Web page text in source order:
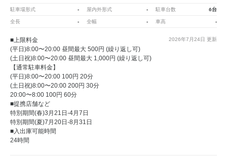
駐車場形式 - 屋内外形式 - 駐車台数 6台
全長 - 全幅 - 車高 -
2026年7月24日 更新
■上限料金
(平日)8:00〜20:00 昼間最大 500円 (繰り返し可)
(土日祝)8:00〜20:00 昼間最大 1,000円 (繰り返し可)
【通常駐車料金】
(平日)8:00〜20:00 100円 20分
(土日祝)8:00〜20:00 200円 30分
20:00〜8:00 100円 60分
■提携店舗など
特別期間(春)3月21日-4月7日
特別期間(夏)7月20日-8月31日
■入出庫可能時間
24時間